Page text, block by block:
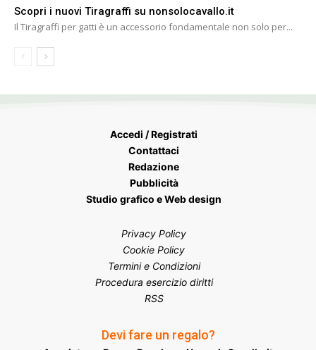
Scopri i nuovi Tiragraffi su nonsolocavallo.it
Il Tiragraffi per gatti è un accessorio fondamentale non solo per...
Accedi / Registrati
Contattaci
Redazione
Pubblicità
Studio grafico e Web design
Privacy Policy
Cookie Policy
Termini e Condizioni
Procedura esercizio diritti
RSS
Devi fare un regalo?